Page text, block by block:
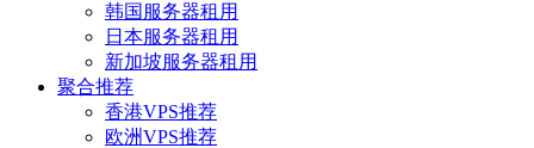
韩国服务器租用
日本服务器租用
新加坡服务器租用
聚合推荐
香港VPS推荐
欧洲VPS推荐